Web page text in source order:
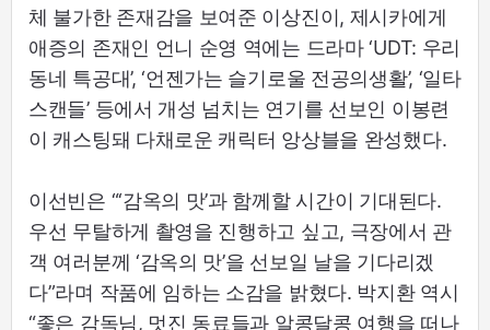
체 불가한 존재감을 보여준 이상진이, 제시카에게
애증의 존재인 언니 순영 역에는 드라마 ‘UDT: 우리
동네 특공대’, ‘언젠가는 슬기로울 전공의생활’, ‘일타
스캔들’ 등에서 개성 넘치는 연기를 선보인 이봉련
이 캐스팅돼 다채로운 캐릭터 앙상블을 완성했다.
이선빈은 “‘감옥의 맛’과 함께할 시간이 기대된다.
우선 무탈하게 촬영을 진행하고 싶고, 극장에서 관
객 여러분께 ‘감옥의 맛’을 선보일 날을 기다리겠
다”라며 작품에 임하는 소감을 밝혔다. 박지환 역시
“좋은 감독님, 멋진 동료들과 알콩달콩 여행을 떠나